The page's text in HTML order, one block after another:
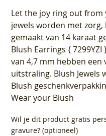
Let the joy ring out from
jewels worden met
gemaakt van 14 karaat
Blush Earrings {
van 4,7 mm hebben
uitstraling. Blush Jewels
Blush
Wear your Blush
Wil je dit product gratis
gravure? (optioneel)